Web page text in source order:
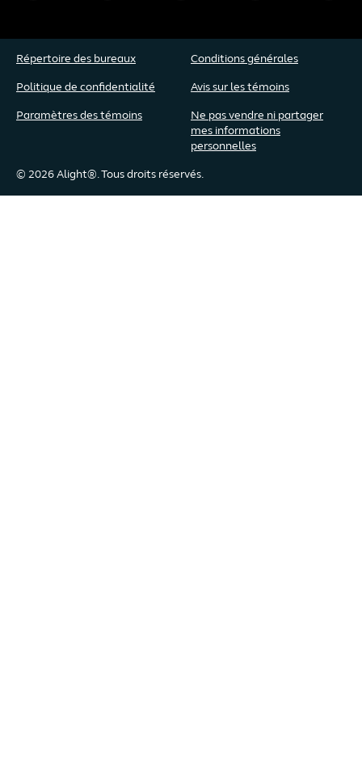
Répertoire des bureaux Conditions générales
Politique de confidentialité Avis sur les témoins
Paramètres des témoins
Ne pas vendre ni partager
mes informations
personnelles
© 2026 Alight®. Tous droits réservés.